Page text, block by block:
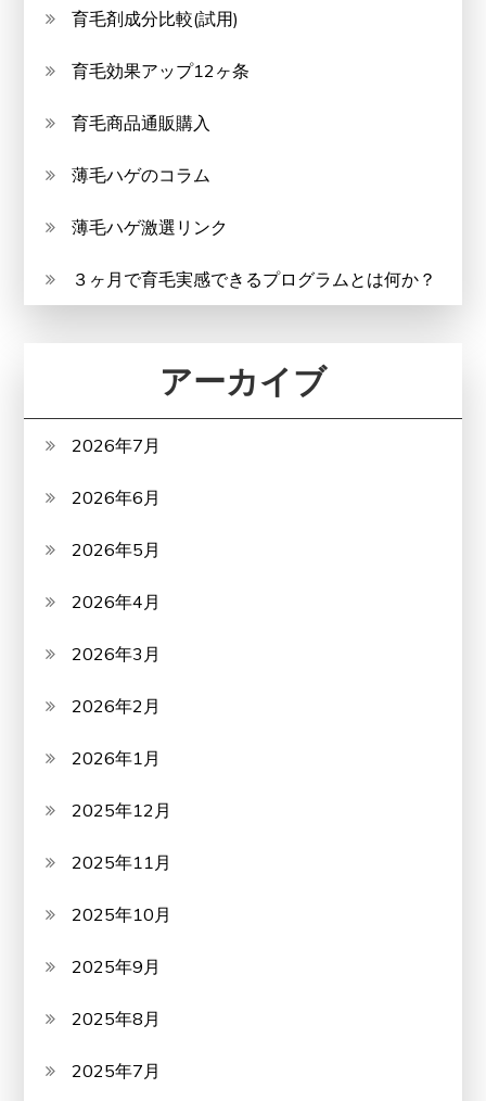
育毛剤成分比較(試用)
育毛効果アップ12ヶ条
育毛商品通販購入
薄毛ハゲのコラム
薄毛ハゲ激選リンク
３ヶ月で育毛実感できるプログラムとは何か？
アーカイブ
2026年7月
2026年6月
2026年5月
2026年4月
2026年3月
2026年2月
2026年1月
2025年12月
2025年11月
2025年10月
2025年9月
2025年8月
2025年7月